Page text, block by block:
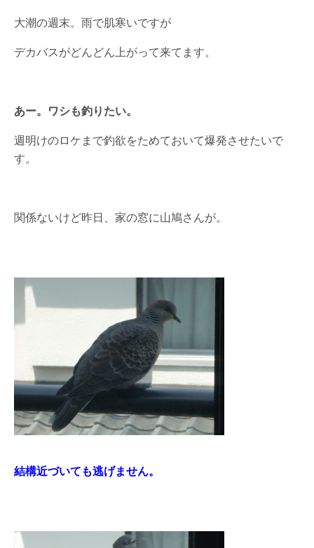
大潮の週末。雨で肌寒いですが
デカバスがどんどん上がって来てます。
あー。ワシも釣りたい。
週明けのロケまで釣欲をためておいて爆発させたいで
す。
関係ないけど昨日、家の窓に山鳩さんが。
結構近づいても逃げません。